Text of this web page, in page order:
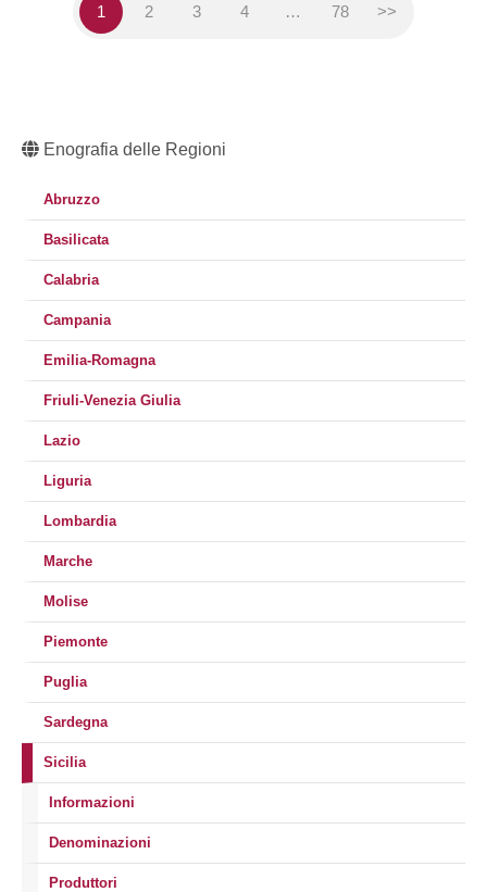
1 2 3 4 … 78 >>
Enografia delle Regioni
Abruzzo
Basilicata
Calabria
Campania
Emilia-Romagna
Friuli-Venezia Giulia
Lazio
Liguria
Lombardia
Marche
Molise
Piemonte
Puglia
Sardegna
Sicilia
Informazioni
Denominazioni
Produttori